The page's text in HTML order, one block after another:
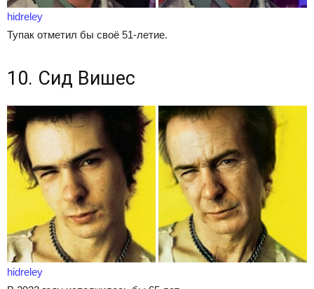
hidreley
Тупак отметил бы своё 51-летие.
10. Сид Вишес
hidreley